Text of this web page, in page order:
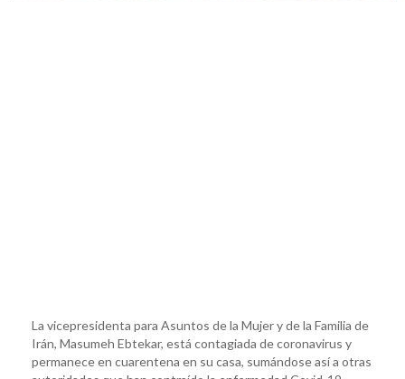
La vicepresidenta para Asuntos de la Mujer y de la Familia de
Irán, Masumeh Ebtekar, está contagiada de coronavirus y
permanece en cuarentena en su casa, sumándose así a otras